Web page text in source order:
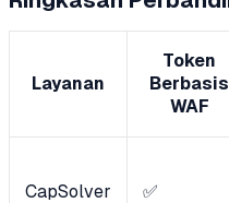
Layanan
Token
Berbasis
WAF
CapSolver ✅